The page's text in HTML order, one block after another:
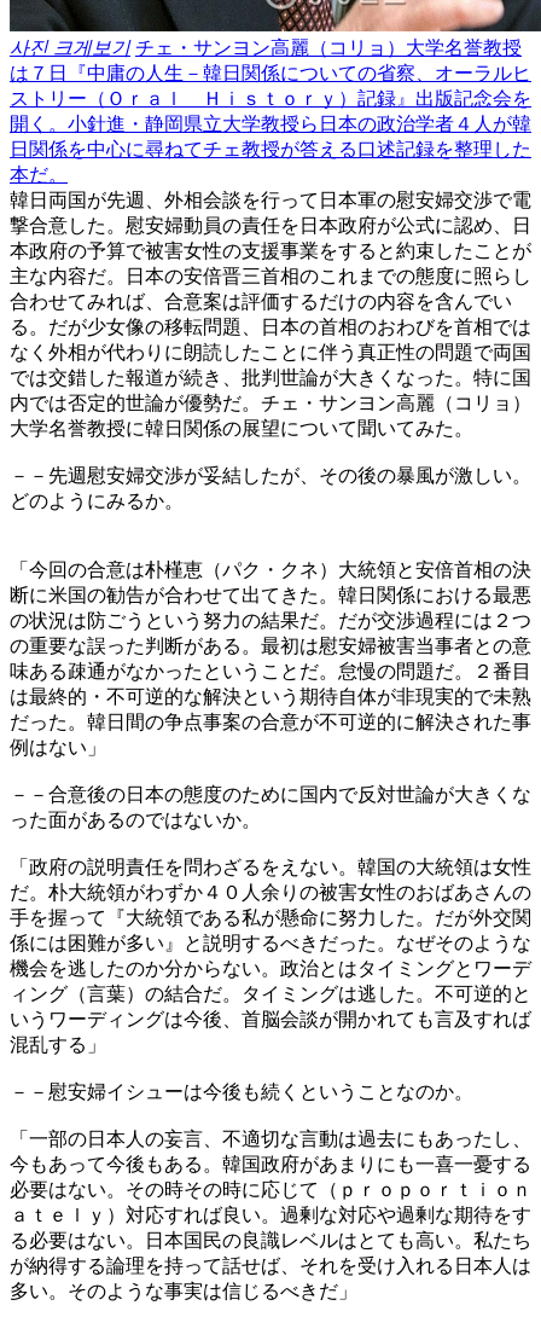
사진 크게보기 チェ・サンヨン高麗（コリョ）大学名誉教授
は７日『中庸の人生－韓日関係についての省察、オーラルヒ
ストリー（Ｏｒａｌ Ｈｉｓｔｏｒｙ）記録』出版記念会を
開く。小針進・静岡県立大学教授ら日本の政治学者４人が韓
日関係を中心に尋ねてチェ教授が答える口述記録を整理した
本だ。
韓日両国が先週、外相会談を行って日本軍の慰安婦交渉で電
撃合意した。慰安婦動員の責任を日本政府が公式に認め、日
本政府の予算で被害女性の支援事業をすると約束したことが
主な内容だ。日本の安倍晋三首相のこれまでの態度に照らし
合わせてみれば、合意案は評価するだけの内容を含んでい
る。だが少女像の移転問題、日本の首相のおわびを首相では
なく外相が代わりに朗読したことに伴う真正性の問題で両国
では交錯した報道が続き、批判世論が大きくなった。特に国
内では否定的世論が優勢だ。チェ・サンヨン高麗（コリョ）
大学名誉教授に韓日関係の展望について聞いてみた。
－－先週慰安婦交渉が妥結したが、その後の暴風が激しい。
どのようにみるか。
「今回の合意は朴槿恵（パク・クネ）大統領と安倍首相の決
断に米国の勧告が合わせて出てきた。韓日関係における最悪
の状況は防ごうという努力の結果だ。だが交渉過程には２つ
の重要な誤った判断がある。最初は慰安婦被害当事者との意
味ある疎通がなかったということだ。怠慢の問題だ。２番目
は最終的・不可逆的な解決という期待自体が非現実的で未熟
だった。韓日間の争点事案の合意が不可逆的に解決された事
例はない」
－－合意後の日本の態度のために国内で反対世論が大きくな
った面があるのではないか。
「政府の説明責任を問わざるをえない。韓国の大統領は女性
だ。朴大統領がわずか４０人余りの被害女性のおばあさんの
手を握って『大統領である私が懸命に努力した。だが外交関
係には困難が多い』と説明するべきだった。なぜそのような
機会を逃したのか分からない。政治とはタイミングとワーデ
ィング（言葉）の結合だ。タイミングは逃した。不可逆的と
いうワーディングは今後、首脳会談が開かれても言及すれば
混乱する」
－－慰安婦イシューは今後も続くということなのか。
「一部の日本人の妄言、不適切な言動は過去にもあったし、
今もあって今後もある。韓国政府があまりにも一喜一憂する
必要はない。その時その時に応じて（ｐｒｏｐｏｒｔｉｏｎ
ａｔｅｌｙ）対応すれば良い。過剰な対応や過剰な期待をす
る必要はない。日本国民の良識レベルはとても高い。私たち
が納得する論理を持って話せば、それを受け入れる日本人は
多い。そのような事実は信じるべきだ」